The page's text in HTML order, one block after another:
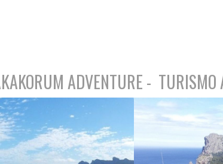
ADVENTURE - TURISMO